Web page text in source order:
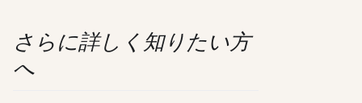
さらに詳しく知りたい方
へ